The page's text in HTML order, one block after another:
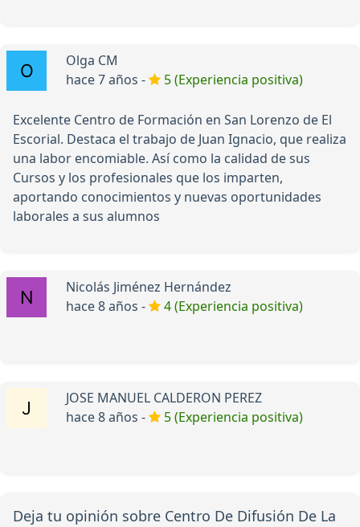
Olga CM
hace 7 años -
5 (Experiencia positiva)
Excelente Centro de Formación en San Lorenzo de El
Escorial. Destaca el trabajo de Juan Ignacio, que realiza
una labor encomiable. Así como la calidad de sus
Cursos y los profesionales que los imparten,
aportando conocimientos y nuevas oportunidades
laborales a sus alumnos
Nicolás Jiménez Hernández
hace 8 años -
4 (Experiencia positiva)
JOSE MANUEL CALDERON PEREZ
hace 8 años -
5 (Experiencia positiva)
Deja tu opinión sobre Centro De Difusión De La